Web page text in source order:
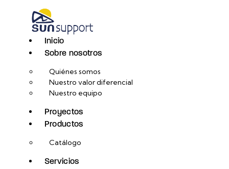
Inicio
Sobre nosotros
Quiénes somos
Nuestro valor diferencial
Nuestro equipo
Proyectos
Productos
Catálogo
Servicios